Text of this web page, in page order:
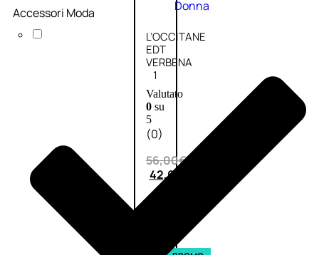
Donna
L’OCCITANE
EDT
VERBENA
1
Valutato
0su
5
(0)
56,00€
42,00
CARRELLO
Accessori Moda